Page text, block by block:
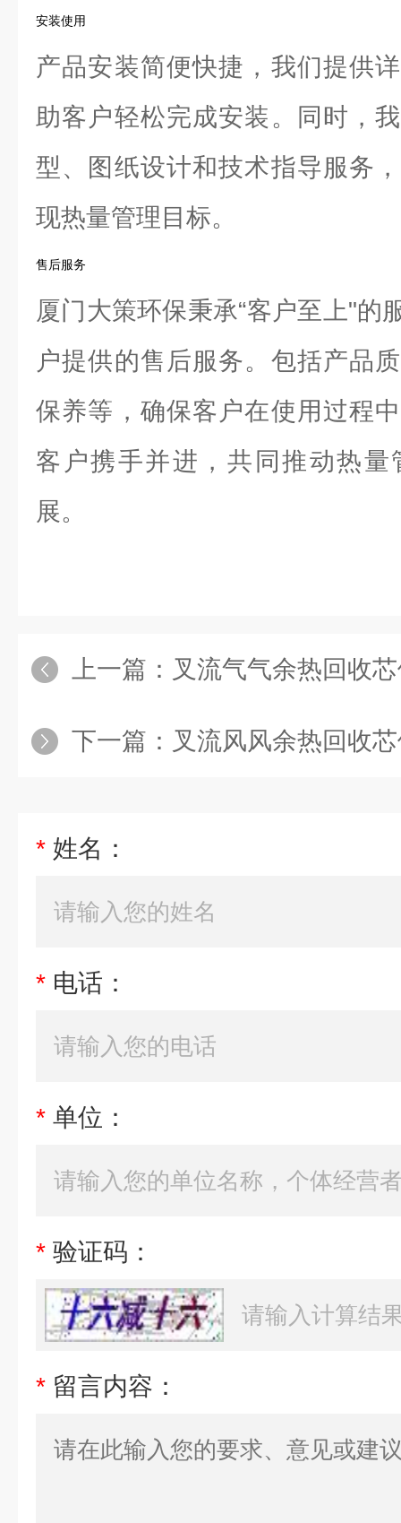
安装使用
产品安装简便快捷，我们提供
助客户轻松完成安装。同时，
型、图纸设计和技术指导服务
现热量管理目标。
售后服务
厦门大策环保秉承“客户至上"的
户提供的售后服务。包括产品
保养等，确保客户在使用过程
客户携手并进，共同推动热
展。
上一篇： 叉流气气余热回收
下一篇： 叉流风风余热回收
* 姓名：
* 电话：
* 单位：
* 验证码：
* 留言内容：